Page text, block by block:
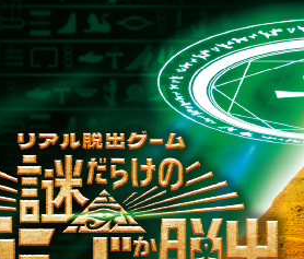
談・コラボレ
らのご質問や